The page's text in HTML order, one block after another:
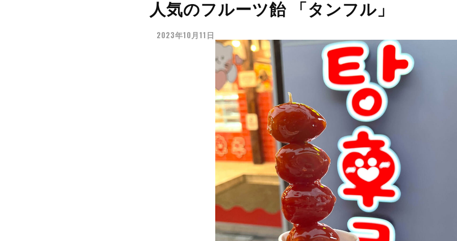
人気のフルーツ飴 「タンフル」
2023年10月11日